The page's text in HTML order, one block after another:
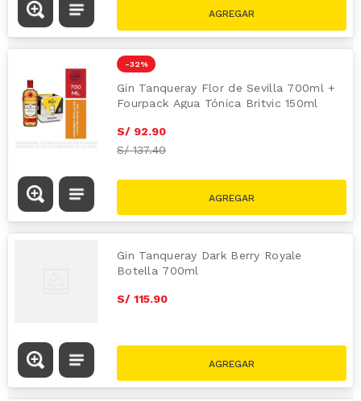
-32 %
Gin Tanqueray Flor de Sevilla 700ml +
Fourpack Agua Tónica Britvic 150ml
S/ 92.90
S/137.40
Gin Tanqueray Dark Berry Royale
Botella 700ml
S/ 115.90